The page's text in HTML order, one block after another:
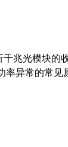
兆光模块的
率异常的常见